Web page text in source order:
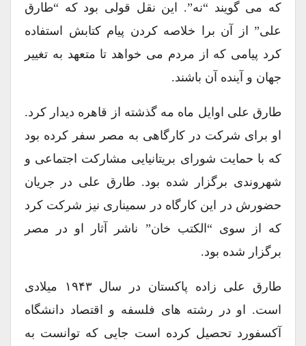
که می گویند “نه”. این نقل قولی بود که “طارق
علی” از آن برا خلاصه کردن پیام کتابش استفاده
کرد پیامی که از مردم می خواهد تا متعهد به تغییر
جهان و آینده آن باشند.
طارق علی اوایل ماه مه گذشته از قاهره دیدار کرد.
او برای شرکت در کارگاهی به مصر سفر کرده بود
که با حمایت شورای بریتانیایی مشارکت اجتماعی و
شهروندی برگزار شده بود. طارق علی در جریان
حضورش در این کارگاه در سمیناری نیز شرکت کرد
که از سوی “الکتب خان” ناشر آثار او در مصر
برگزار شده بود.
طارق علی زاده پاکستان در سال ۱۹۴۳ میلادی
است. او در رشته های فلسفه و اقتصاد دانشگاه
آکسفورد تحصیل کرده است جایی که توانست به